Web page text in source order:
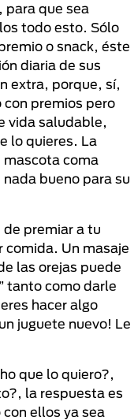
para que sea
todo esto. Sólo
o snack, éste
diaria de sus
extra, porque, sí,
premios pero
vida saludable,
lo quieres. La
mascota coma
bueno para su
de premiar a tu
comida. Un masaje
las orejas puede
tanto como darle
hacer algo
juguete nuevo! Le
que lo quiero?,
la respuesta es
ellos ya sea